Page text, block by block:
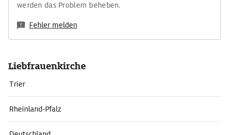
werden das Problem beheben.
Fehler melden
Liebfrauenkirche
Trier
Rheinland-Pfalz